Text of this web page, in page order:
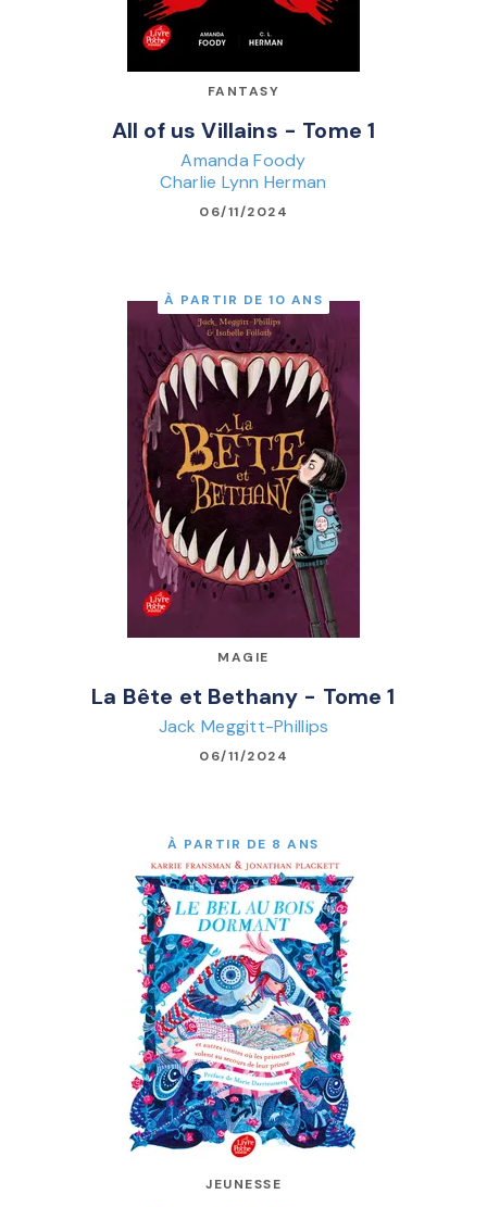
FANTASY
All of us Villains - Tome 1
Amanda Foody
Charlie Lynn Herman
06/11/2024
À PARTIR DE 10 ANS
MAGIE
La Bête et Bethany - Tome 1
Jack Meggitt-Phillips
06/11/2024
À PARTIR DE 8 ANS
JEUNESSE